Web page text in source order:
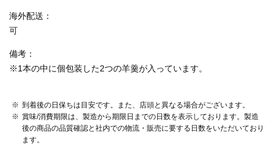
海外配送
可
備考
※1本の中に個包装した2つの羊羹が入っています。
到着後の日保ちは目安です。また、店頭と異なる場合がございます。
賞味/消費期限は、製造から期限日までの日数を表示しております。製造
後の商品の品質確認と社内での物流・販売に要する日数をいただいており
ます。